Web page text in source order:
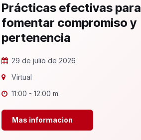
Prácticas efectivas para
fomentar compromiso y
pertenencia
29 de julio de 2026
Virtual
11:00 - 12:00 m.
Mas informacion